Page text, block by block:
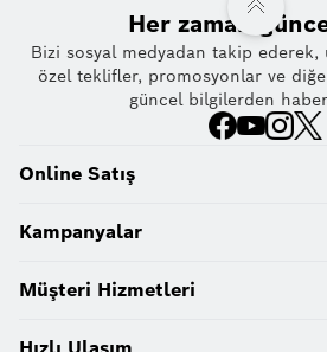
Her zaman
Bizi sosyal medyadan takip
özel teklifler, promosyonlar ve
güncel bilgilerden
Online Satış
Kampanyalar
Müşteri Hizmetleri